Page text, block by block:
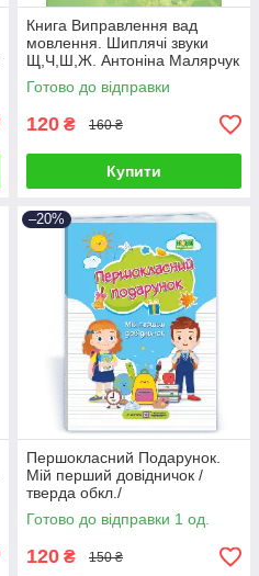
Книга Виправлення вад
мовлення. Шиплячі звуки
Щ,Ч,Ш,Ж. Антоніна Малярчук
Готово до відправки
120 ₴ 160 ₴
Купити
–20%
Першокласний Подарунок.
Мій перший довідничок /
тверда обкл./
Готово до відправки 1 од.
120 ₴ 150 ₴